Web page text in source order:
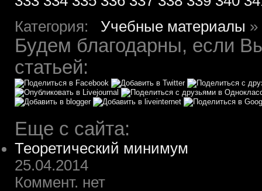
Категория: Учебные материалы »
Будем благодарны, если
статьей:
Еще с сайта:
Теоретический минимум
25.04.2014
Коммент. нет